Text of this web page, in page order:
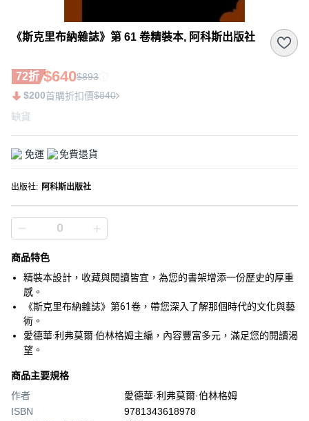
《斯克里布納雜誌》第 61 卷精裝本, 阿科斯出版社
72折 $640$893
$200首購折扣價$840
缺貨
免運 免費退貨
出版社: 阿科斯出版社
商品特色
精裝本設計，收藏與閱讀皆宜，為您的書架增添一份歷史的厚重
感。
《斯克里布納雜誌》第61卷，帶您深入了解那個時代的文化與藝
術。
愛德華·利弗莫爾·伯林格姆主編，內容豐富多元，滿足您的閱讀渴
望。
商品主要規格
作者
愛德華·利弗莫爾·伯林格姆
ISBN
9781343618978